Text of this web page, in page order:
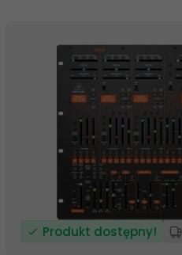
Produkt dostępny!